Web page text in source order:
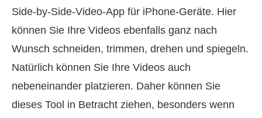
Side‑by‑Side‑Video‑App für iPhone‑Geräte. Hier
können Sie Ihre Videos ebenfalls ganz nach
Wunsch schneiden, trimmen, drehen und spiegeln.
Natürlich können Sie Ihre Videos auch
nebeneinander platzieren. Daher können Sie
dieses Tool in Betracht ziehen, besonders wenn